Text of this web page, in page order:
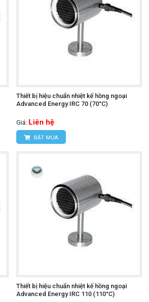
Thiết bị hiệu chuẩn nhiệt kế hồng ngoại
Advanced Energy IRC 70 (70°C)
Giá: Liên hệ
ĐẶT MUA
Thiết bị hiệu chuẩn nhiệt kế hồng ngoại
Advanced Energy IRC 110 (110°C)